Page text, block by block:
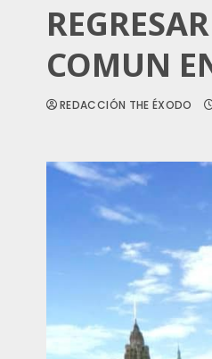
COMUN
REDACCIÓN THE ÉXODO